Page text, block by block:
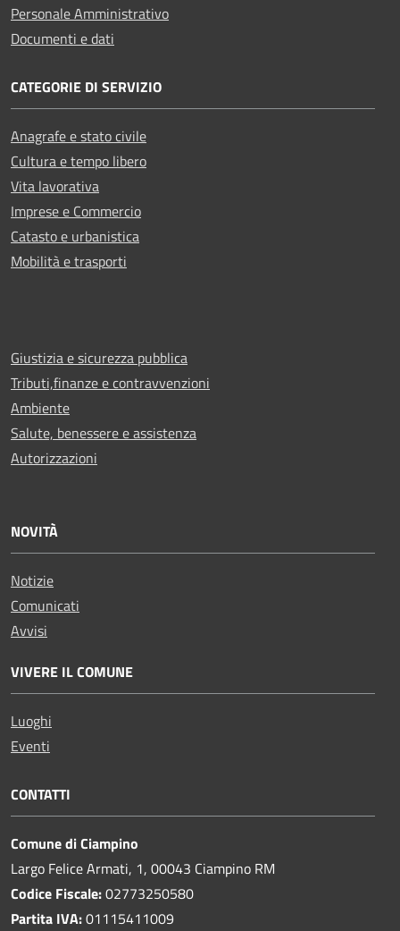
Personale Amministrativo
Documenti e dati
CATEGORIE DI SERVIZIO
Anagrafe e stato civile
Cultura e tempo libero
Vita lavorativa
Imprese e Commercio
Catasto e urbanistica
Mobilità e trasporti
Giustizia e sicurezza pubblica
Tributi,finanze e contravvenzioni
Ambiente
Salute, benessere e assistenza
Autorizzazioni
NOVITÀ
Notizie
Comunicati
Avvisi
VIVERE IL COMUNE
Luoghi
Eventi
CONTATTI
Comune di Ciampino
Largo Felice Armati, 1, 00043 Ciampino RM
Codice Fiscale:02773250580
Partita IVA:01115411009